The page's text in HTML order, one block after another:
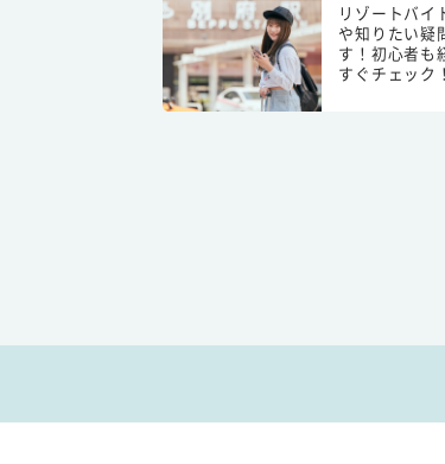
リゾートバイ
や知りたい疑
す！初心者も
すぐチェック！